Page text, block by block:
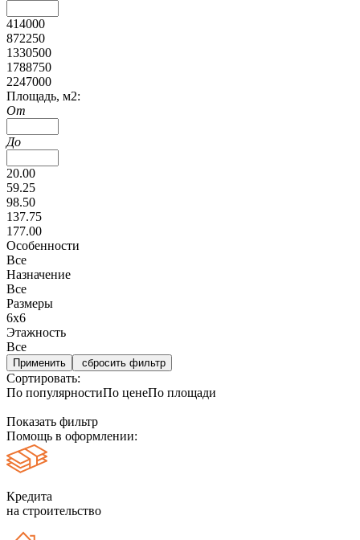
414000
872250
1330500
1788750
2247000
Площадь, м2:
От
До
20.00
59.25
98.50
137.75
177.00
Особенности
Все
Назначение
Все
Размеры
6х6
Этажность
Все
сбросить фильтр
Сортировать:
По популярностиПо ценеПо площади
Показать фильтр
Помощь в оформлении:
Кредита
на строительство